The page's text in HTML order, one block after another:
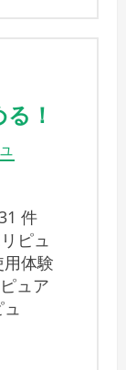
！
件
ピュ
用体験
ュア